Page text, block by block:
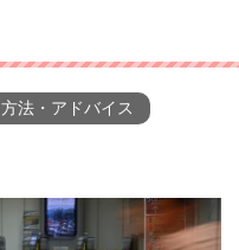
方法・アドバイス